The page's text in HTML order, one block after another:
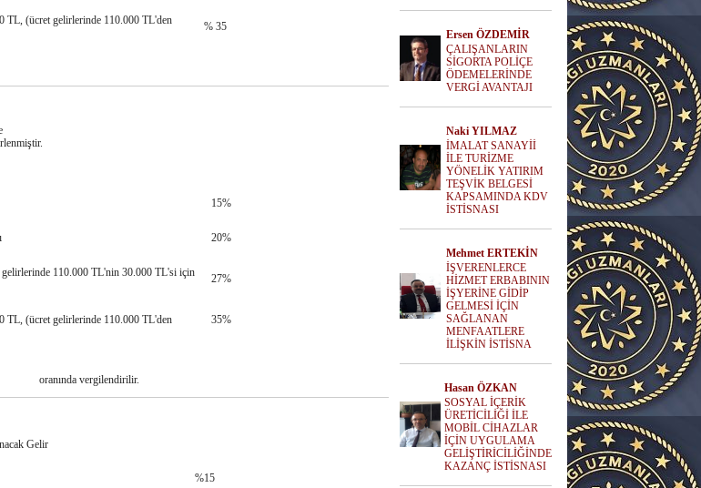
TL, (ücret gelirlerinde 110.000 TL'den
% 35
15%
20%
110.000 TL'nin 30.000 TL'si için
27%
TL, (ücret gelirlerinde 110.000 TL'den
35%
oranında vergilendirilir.
Gelir
%15
Ersen ÖZDEMİR
ÇALIŞANLARIN
SİGORTA POLİÇE
ÖDEMELERİNDE
VERGİ AVANTAJI
Naki YILMAZ
İMALAT SANAYİİ
İLE TURİZME
YÖNELİK YATIRIM
TEŞVİK BELGESİ
KAPSAMINDA KDV
İSTİSNASI
Mehmet ERTEKİN
İŞVERENLERCE
HİZMET ERBABININ
İŞYERİNE GİDİP
GELMESİ İÇİN
SAĞLANAN
MENFAATLERE
İLİŞKİN İSTİSNA
Hasan ÖZKAN
SOSYAL İÇERİK
ÜRETİCİLİĞİ İLE
MOBİL CİHAZLAR
İÇİN UYGULAMA
GELİŞTİRİCİLİĞİNDE
KAZANÇ İSTİSNASI